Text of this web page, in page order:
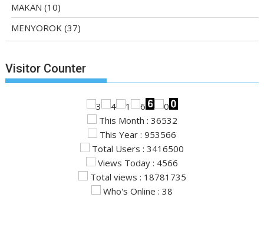
MAKAN (10)
MENYOROK (37)
Visitor Counter
This Month : 36532
This Year : 953566
Total Users : 3416500
Views Today : 4566
Total views : 18781735
Who's Online : 38